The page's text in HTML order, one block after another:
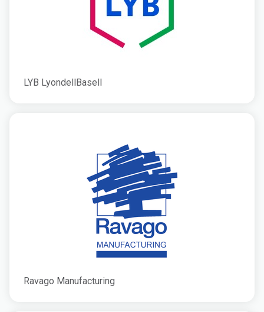
LYB LyondellBasell
Ravago Manufacturing